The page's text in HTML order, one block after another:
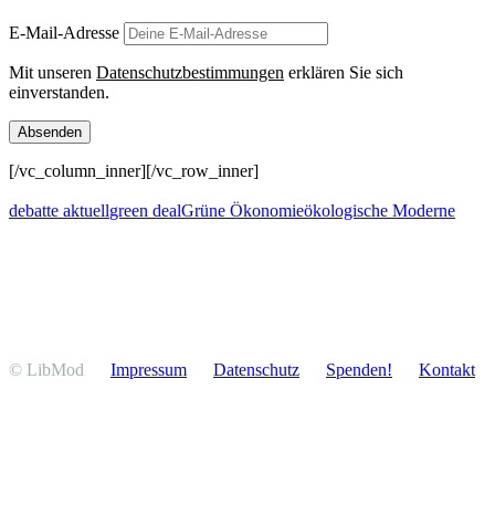
E‑Mail-Adresse
Mit unseren Daten­schutz­be­stim­mungen erklären Sie sich
einverstanden.
[/vc_column_inner][/vc_row_inner]
debatte aktuellgreen dealGrüne Ökonomieökologische Moderne
© LibMod Impressum Daten­schutz Spenden! Kontakt